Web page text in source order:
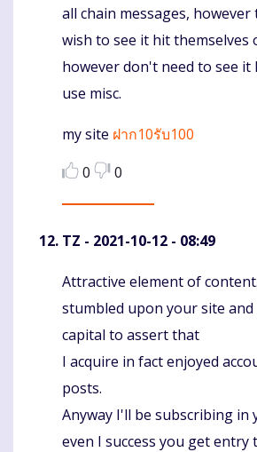
all chain messages,
wish to see it hit themselves
however don't need to see it
use misc.
my site ฝาก10รับ100
0
0
TZ - 2021-10-12 - 08:49
Komentaras
Attractive element of
stumbled upon your site and
capital to assert that
I acquire in fact enjoyed
posts.
Anyway I'll be subscribing
even I success you get entry